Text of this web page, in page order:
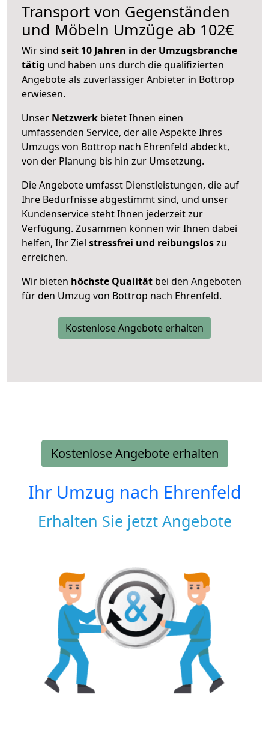
Transport von Gegenständen
und Möbeln Umzüge ab 102€
Wir sind seit 10 Jahren in der Umzugsbranche
tätig und haben uns durch die qualifizierten
Angebote als zuverlässiger Anbieter in Bottrop
erwiesen.
Unser Netzwerk bietet Ihnen einen
umfassenden Service, der alle Aspekte Ihres
Umzugs von Bottrop nach Ehrenfeld abdeckt,
von der Planung bis hin zur Umsetzung.
Die Angebote umfasst Dienstleistungen, die auf
Ihre Bedürfnisse abgestimmt sind, und unser
Kundenservice steht Ihnen jederzeit zur
Verfügung. Zusammen können wir Ihnen dabei
helfen, Ihr Ziel stressfrei und reibungsloszu
erreichen.
Wir bieten höchste Qualität bei den Angeboten
für den Umzug von Bottrop nach Ehrenfeld.
Kostenlose Angebote erhalten
Kostenlose Angebote erhalten
Ihr Umzug nach Ehrenfeld
Erhalten Sie jetzt Angebote